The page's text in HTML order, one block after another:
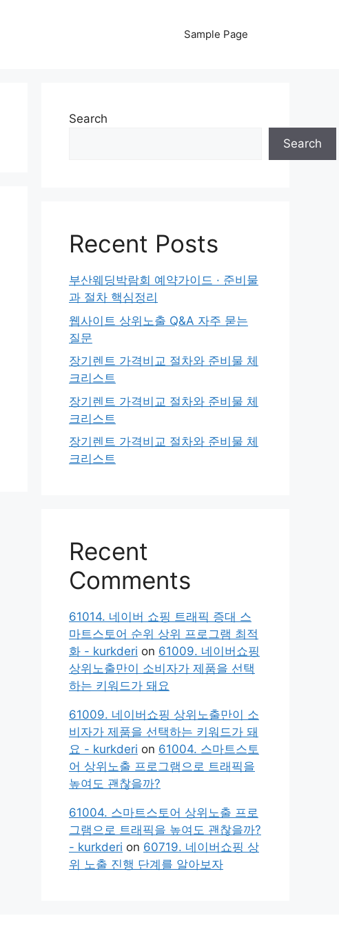
Sample Page
Search
Search
Recent Posts
부산웨딩박람회 예약가이드 · 준비물
과 절차 핵심정리
웹사이트 상위노출 Q&A 자주 묻는
질문
장기렌트 가격비교 절차와 준비물 체
크리스트
장기렌트 가격비교 절차와 준비물 체
크리스트
장기렌트 가격비교 절차와 준비물 체
크리스트
Recent
Comments
61014. 네이버 쇼핑 트래픽 증대 스
마트스토어 순위 상위 프로그램 최적
화 - kurkderi on 61009. 네이버쇼핑
상위노출만이 소비자가 제품을 선택
하는 키워드가 돼요
61009. 네이버쇼핑 상위노출만이 소
비자가 제품을 선택하는 키워드가 돼
요 - kurkderi on 61004. 스마트스토
어 상위노출 프로그램으로 트래픽을
높여도 괜찮을까?
61004. 스마트스토어 상위노출 프로
그램으로 트래픽을 높여도 괜찮을까?
- kurkderi on 60719. 네이버쇼핑 상
위 노출 진행 단계를 알아보자